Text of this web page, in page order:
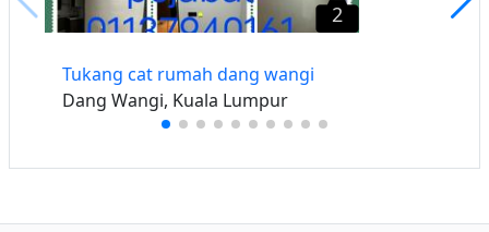
2
Tukang cat rumah dang wangi
Dang Wangi, Kuala Lumpur